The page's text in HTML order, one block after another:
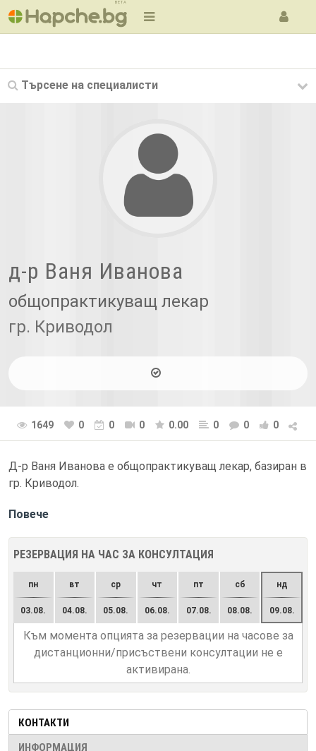
BETA
Търсене на специалисти
д-р Ваня Иванова
общопрактикуващ лекар
гр. Криводол
1649 0 0 0 0.00 0 0 0
Д-р Ваня Иванова е общопрактикуващ лекар, базиран в
гр. Криводол.
Повече
РЕЗЕРВАЦИЯ НА ЧАС ЗА КОНСУЛТАЦИЯ
пн
03.08.
вт
04.08.
ср
05.08.
чт
06.08.
пт
07.08.
сб
08.08.
нд
09.08.
Към момента опцията за резервации на часове за
дистанционни/присъствени консултации не е
активирана.
КОНТАКТИ
ИНФОРМАЦИЯ